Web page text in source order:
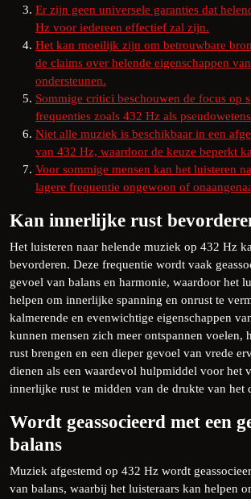
Er zijn geen universele garanties dat
Hz voor iedereen effectief zal zijn.
Het kan moeilijk zijn om betrouwbare
de claims over helende eigenschappen
ondersteunen.
Sommige critici beschouwen de focus op
frequenties zoals 432 Hz als
Niet alle muziek is beschikbaar in een
van 432 Hz, waardoor de keuze beperkt
Voor sommige mensen kan het luisteren
lagere frequentie ongewoon of
Kan innerlijke rust
Het luisteren naar helende muziek op 432 Hz
bevorderen. Deze frequentie wordt vaak
gevoel van balans en harmonie, waardoor het
helpen om innerlijke spanning en onrust te
kalmerende en evenwichtige eigenschappen
kunnen mensen zich meer ontspannen voelen,
rust brengen en een dieper gevoel van vrede
dienen als een waardevol hulpmiddel voor het
innerlijke rust te midden van de drukte van het
Wordt geassocieerd met een
balans
Muziek afgestemd op 432 Hz wordt
van balans, waarbij het luisteraars kan helpen